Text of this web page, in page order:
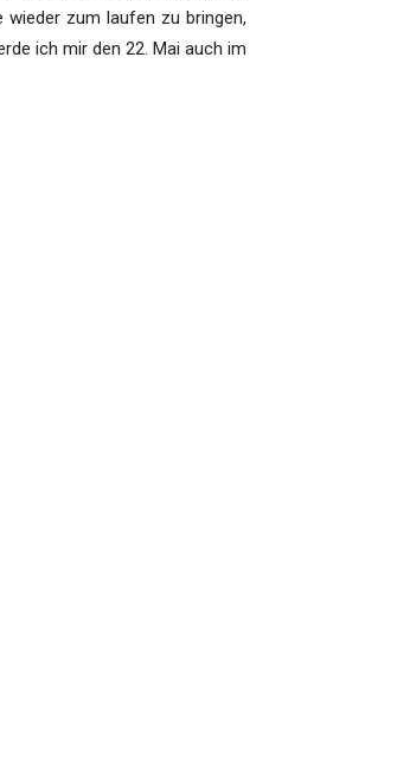
zum laufen zu bringen,
ich mir den 22. Mai auch im